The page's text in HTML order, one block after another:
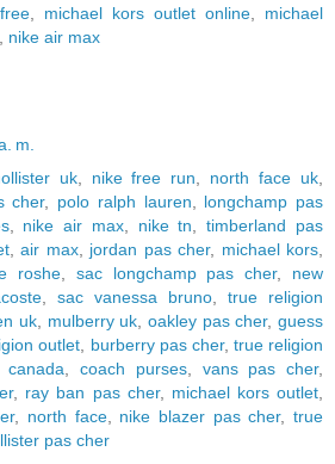
michael kors outlet online
michael
nike air max
m.
uk, nike free run north face uk
cher, polo ralph lauren
longchamp pas
, nike air max, nike tn ,timberland pas
,air max, jordan pas cher, michael kors
roshe sac longchamp pas cher, new
sac vanessa bruno
true religion
uk mulberry uk ,oakley pas cher,guess
outlet burberry pas cher, true religion
canada ,coach purses, vans pas cher,
, ray ban pas cher, michael kors outlet
, north face, nike blazer pas cher,true
pas cher